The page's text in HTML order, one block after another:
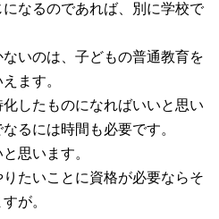
なるのであれば、別に学校で
いのは、子どもの普通教育を
ます。
したものになればいいと思い
るには時間も必要です。
思います。
たいことに資格が必要ならそ
が。